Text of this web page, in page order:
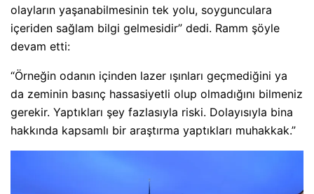
olayların yaşanabilmesinin tek yolu, soygunculara
içeriden sağlam bilgi gelmesidir” dedi. Ramm şöyle
devam etti:
“Örneğin odanın içinden lazer ışınları geçmediğini ya
da zeminin basınç hassasiyetli olup olmadığını bilmeniz
gerekir. Yaptıkları şey fazlasıyla riski. Dolayısıyla bina
hakkında kapsamlı bir araştırma yaptıkları muhakkak.”